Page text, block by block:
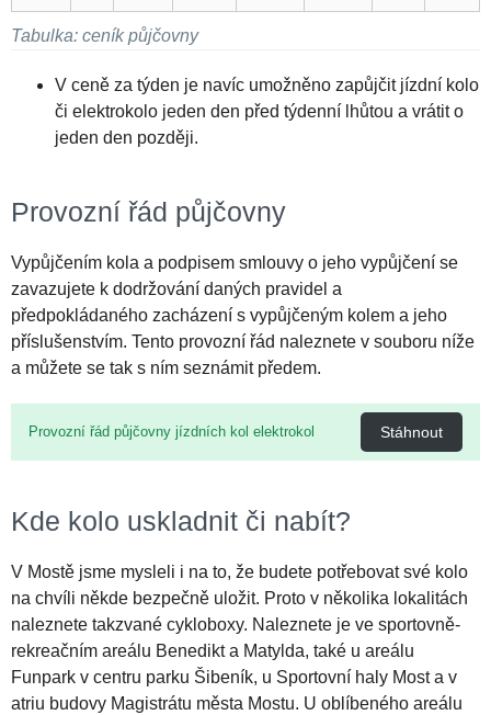
Tabulka: ceník půjčovny
V ceně za týden je navíc umožněno zapůjčit jízdní kolo
či elektrokolo jeden den před týdenní lhůtou a vrátit o
jeden den později.
Provozní řád půjčovny
Vypůjčením kola a podpisem smlouvy o jeho vypůjčení se
zavazujete k dodržování daných pravidel a
předpokládaného zacházení s vypůjčeným kolem a jeho
příslušenstvím. Tento provozní řád naleznete v souboru níže
a můžete se tak s ním seznámit předem.
Provozní řád půjčovny jízdních kol elektrokol Stáhnout
Kde kolo uskladnit či nabít?
V Mostě jsme mysleli i na to, že budete potřebovat své kolo
na chvíli někde bezpečně uložit. Proto v několika lokalitách
naleznete takzvané cykloboxy. Naleznete je ve sportovně-
rekreačním areálu Benedikt a Matylda, také u areálu
Funpark v centru parku Šibeník, u Sportovní haly Most a v
atriu budovy Magistrátu města Mostu. U oblíbeného areálu